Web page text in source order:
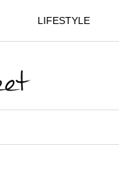
LIFESTYLE